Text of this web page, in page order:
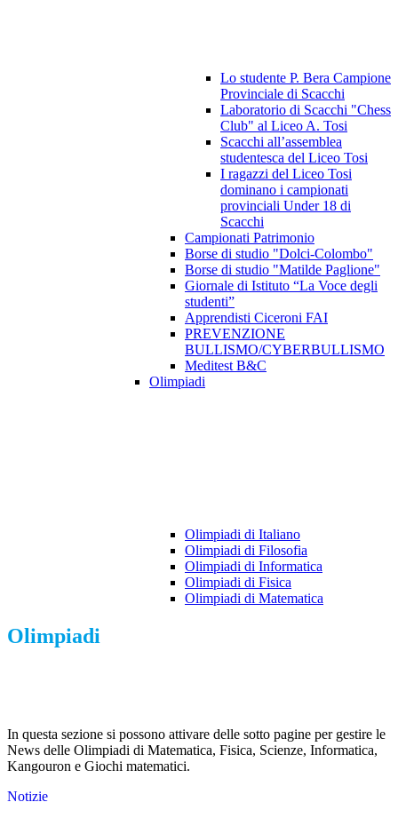
Lo studente P. Bera Campione
Provinciale di Scacchi
Laboratorio di Scacchi "Chess
Club" al Liceo A. Tosi
Scacchi all’assemblea
studentesca del Liceo Tosi
I ragazzi del Liceo Tosi
dominano i campionati
provinciali Under 18 di
Scacchi
Campionati Patrimonio
Borse di studio "Dolci-Colombo"
Borse di studio "Matilde Paglione"
Giornale di Istituto “La Voce degli
studenti”
Apprendisti Ciceroni FAI
PREVENZIONE
BULLISMO/CYBERBULLISMO
Meditest B&C
Olimpiadi
Olimpiadi di Italiano
Olimpiadi di Filosofia
Olimpiadi di Informatica
Olimpiadi di Fisica
Olimpiadi di Matematica
Olimpiadi
In questa sezione si possono attivare delle sotto pagine per gestire le
News delle Olimpiadi di Matematica, Fisica, Scienze, Informatica,
Kangouron e Giochi matematici.
Notizie